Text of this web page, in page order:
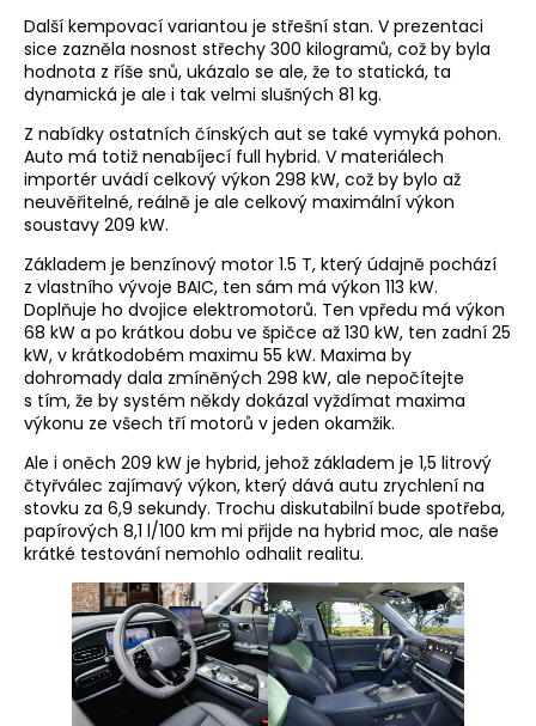
Další kempovací variantou je střešní stan. V prezentaci
sice zazněla nosnost střechy 300 kilogramů, což by byla
hodnota z říše snů, ukázalo se ale, že to statická, ta
dynamická je ale i tak velmi slušných 81 kg.
Z nabídky ostatních čínských aut se také vymyká pohon.
Auto má totiž nenabíjecí full hybrid. V materiálech
importér uvádí celkový výkon 298 kW, což by bylo až
neuvěřitelné, reálně je ale celkový maximální výkon
soustavy 209 kW.
Základem je benzínový motor 1.5 T, který údajně pochází
z vlastního vývoje BAIC, ten sám má výkon 113 kW.
Doplňuje ho dvojice elektromotorů. Ten vpředu má výkon
68 kW a po krátkou dobu ve špičce až 130 kW, ten zadní 25
kW, v krátkodobém maximu 55 kW. Maxima by
dohromady dala zmíněných 298 kW, ale nepočítejte
s tím, že by systém někdy dokázal vyždímat maxima
výkonu ze všech tří motorů v jeden okamžik.
Ale i oněch 209 kW je hybrid, jehož základem je 1,5 litrový
čtyřválec zajímavý výkon, který dává autu zrychlení na
stovku za 6,9 sekundy. Trochu diskutabilní bude spotřeba,
papírových 8,1 l/100 km mi přijde na hybrid moc, ale naše
krátké testování nemohlo odhalit realitu.